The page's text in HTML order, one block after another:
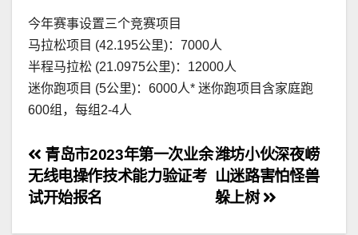
今年赛事设置三个竞赛项目
马拉松项目 (42.195公里)：7000人
半程马拉松 (21.0975公里)：12000人
迷你跑项目 (5公里)：6000人* 迷你跑项目含家庭跑
600组，每组2-4人
文
章
导
潍坊小伙深夜崂
山迷路害怕怪兽
躲上树
青岛市2023年第一次业余
无线电操作技术能力验证考
试开始报名